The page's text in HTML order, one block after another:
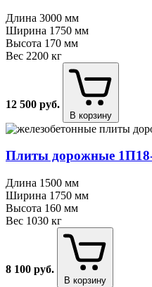
Длина 3000 мм
Ширина 1750 мм
Высота 170 мм
Вес 2200 кг
12 500 руб.
В корзину
Плиты дорожные
Длина 1500 мм
Ширина 1750 мм
Высота 160 мм
Вес 1030 кг
8 100 руб.
В корзину